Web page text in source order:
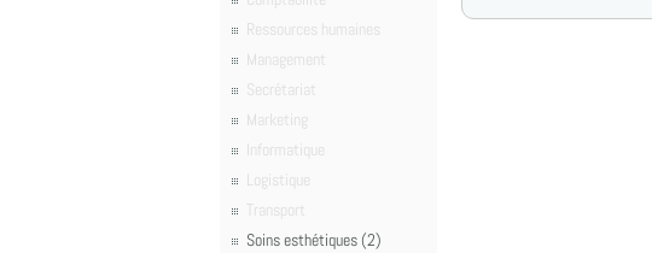
Ressources humaines
Management
Secrétariat
Marketing
Informatique
Logistique
Transport
Soins esthétiques (2)